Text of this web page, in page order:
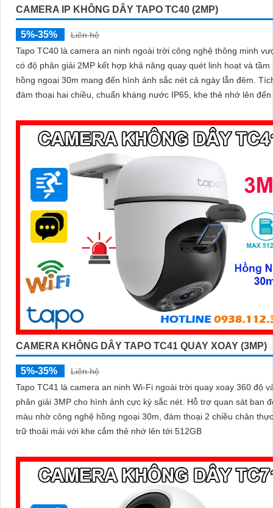
CAMERA IP KHÔNG DÂY TAPO TC40 (2MP)
5%-35%
Liên hệ
Tapo TC40 là camera an ninh ngoài trời công nghệ thông minh
có độ phân giải 2MP kết hợp khả năng quay quét linh hoạt và tầm
hồng ngoại 30m mang đến hình ảnh sắc nét cả ngày lẫn đêm. Tích hợp
đàm thoại hai chiều, chuẩn kháng nước IP65, khe thẻ nhớ lên đến
bạn kiểm soát an ninh dễ dàng và hiệu quả
CAMERA KHÔNG DÂY TAPO TC41 QUAY XOAY (3MP)
5%-35%
Liên hệ
Tapo TC41 là camera an ninh Wi-Fi ngoài trời quay xoay 360 độ
phân giải 3MP cho hình ảnh cực kỳ sắc nét. Hỗ trợ quan sát ban đêm có
màu nhờ công nghệ hồng ngoại 30m, đàm thoại 2 chiều chân
trữ thoải mái với khe cắm thẻ nhớ lên tới 512GB